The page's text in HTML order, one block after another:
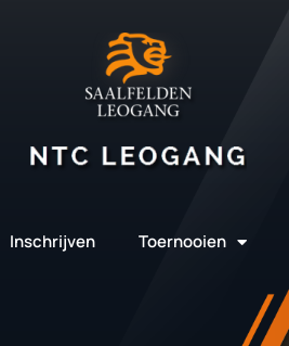
Inschrijven Toernooien